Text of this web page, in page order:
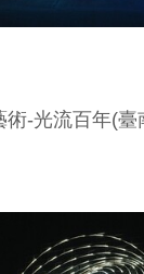
術-光流百年(臺